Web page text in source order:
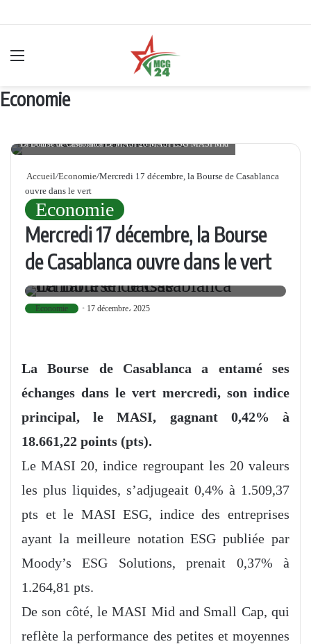
Economie
La Bourse de Casablanca Le MASI 20 MASI ESG MASI Mid
Accueil/Economie/Mercredi 17 décembre, la Bourse de Casablanca
ouvre dans le vert
Economie
Mercredi 17 décembre, la Bourse
de Casablanca ouvre dans le vert
La Bourse de Casablanca Le
Economie 17 décembre، 2025
La Bourse de Casablanca a entamé ses
échanges dans le vert mercredi, son indice
principal, le MASI, gagnant 0,42% à
18.661,22 points (pts).
Le MASI 20, indice regroupant les 20 valeurs
les plus liquides, s’adjugeait 0,4% à 1.509,37
pts et le MASI ESG, indice des entreprises
ayant la meilleure notation ESG publiée par
Moody’s ESG Solutions, prenait 0,37% à
1.264,81 pts.
De son côté, le MASI Mid and Small Cap, qui
reflète la performance des petites et moyennes